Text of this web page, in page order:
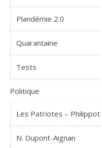
Plandémie 2.0
Quarantaine
Tests
Politique
Les Patriotes – Philippot
N. Dupont-Aignan